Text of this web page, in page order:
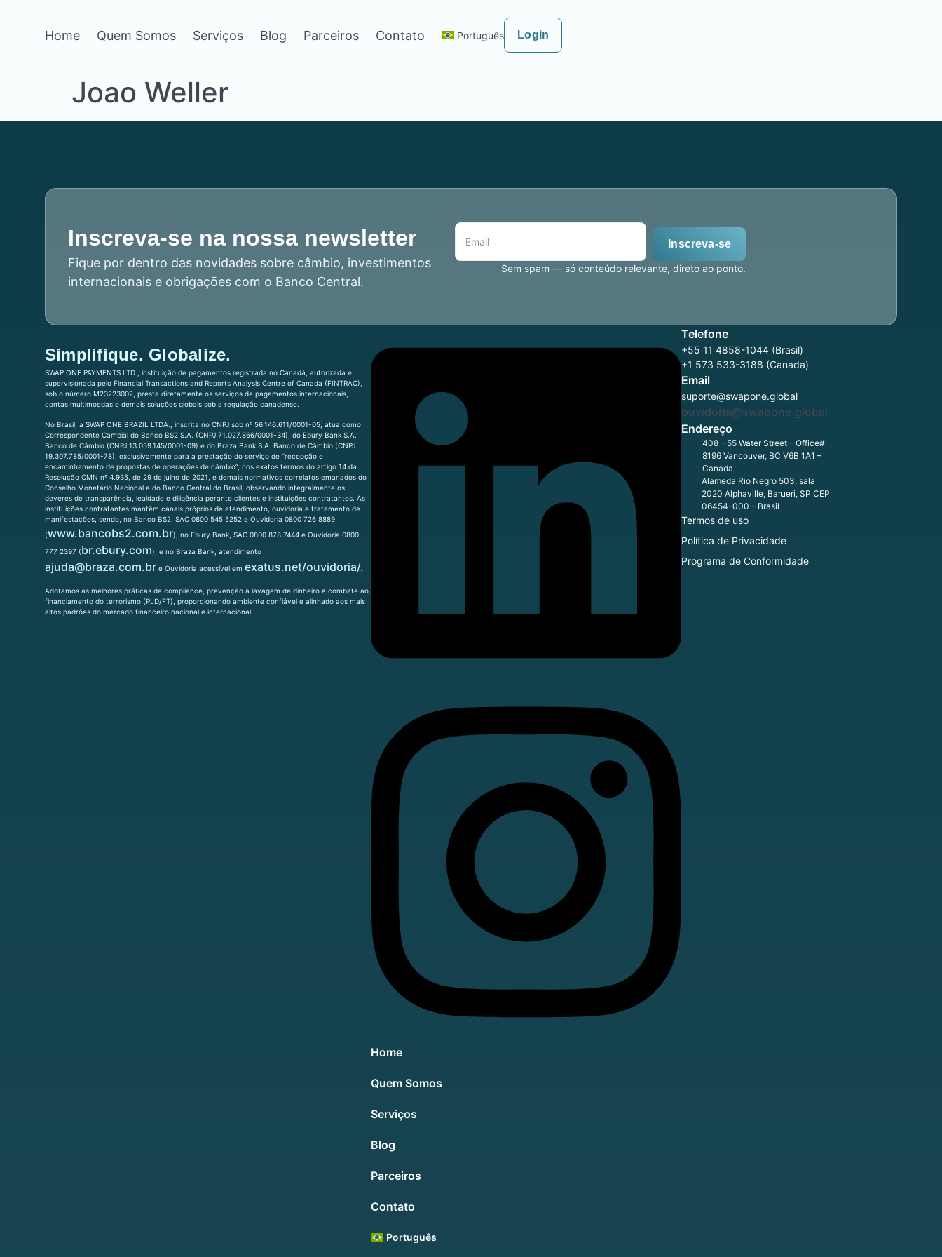
Home Quem Somos Serviços Blog Parceiros Contato Português Login
Joao Weller
Inscreva-se na nossa newsletter
Fique por dentro das novidades sobre câmbio, investimentos
internacionais e obrigações com o Banco Central.
Inscreva-se
Sem spam — só conteúdo relevante, direto ao ponto.
Simplifique. Globalize.
SWAP ONE PAYMENTS LTD., instituição de pagamentos registrada no Canadá, autorizada e
supervisionada pelo Financial Transactions and Reports Analysis Centre of Canada (FINTRAC),
sob o número M23223002, presta diretamente os serviços de pagamentos internacionais,
contas multimoedas e demais soluções globais sob a regulação canadense.
No Brasil, a SWAP ONE BRAZIL LTDA., inscrita no CNPJ sob nº 56.146.611/0001-05, atua como
Correspondente Cambial do Banco BS2 S.A. (CNPJ 71.027.866/0001-34), do Ebury Bank S.A.
Banco de Câmbio (CNPJ 13.059.145/0001-09) e do Braza Bank S.A. Banco de Câmbio (CNPJ
19.307.785/0001-78), exclusivamente para a prestação do serviço de “recepção e
encaminhamento de propostas de operações de câmbio”, nos exatos termos do artigo 14 da
Resolução CMN nº 4.935, de 29 de julho de 2021, e demais normativos correlatos emanados do
Conselho Monetário Nacional e do Banco Central do Brasil, observando integralmente os
deveres de transparência, lealdade e diligência perante clientes e instituições contratantes. As
instituições contratantes mantêm canais próprios de atendimento, ouvidoria e tratamento de
manifestações, sendo, no Banco BS2, SAC 0800 545 5252 e Ouvidoria 0800 726 8889
(www.bancobs2.com.br), no Ebury Bank, SAC 0800 878 7444 e Ouvidoria 0800
777 2397 (br.ebury.com), e no Braza Bank, atendimento
ajuda@braza.com.br e Ouvidoria acessível em exatus.net/ouvidoria/.
Adotamos as melhores práticas de compliance, prevenção à lavagem de dinheiro e combate ao
financiamento do terrorismo (PLD/FT), proporcionando ambiente confiável e alinhado aos mais
altos padrões do mercado financeiro nacional e internacional.
Home
Quem Somos
Serviços
Blog
Parceiros
Contato
Português
Telefone
+55 11 4858-1044 (Brasil)
+1 573 533-3188 (Canada)
Email
suporte@swapone.global
ouvidoria@swapone.global
Endereço
408 – 55 Water Street – Office#
8196 Vancouver, BC V6B 1A1 –
Canada
Alameda Rio Negro 503, sala
2020 Alphaville, Barueri, SP CEP
06454-000 – Brasil
Termos de uso
Política de Privacidade
Programa de Conformidade